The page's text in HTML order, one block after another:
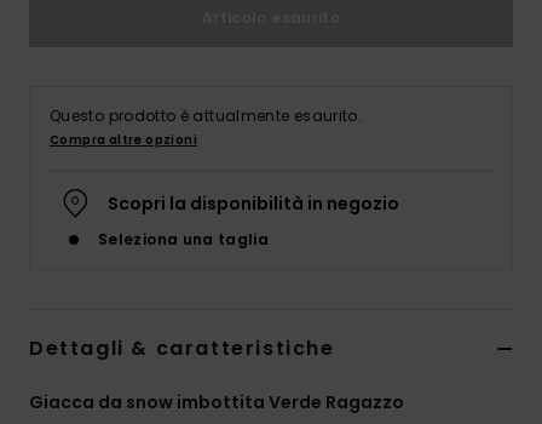
Questo prodotto è attualmente esaurito.
Compra altre opzioni
Scopri la disponibilità in negozio
Seleziona una taglia
Dettagli & caratteristiche
Giacca da snow imbottita Verde Ragazzo